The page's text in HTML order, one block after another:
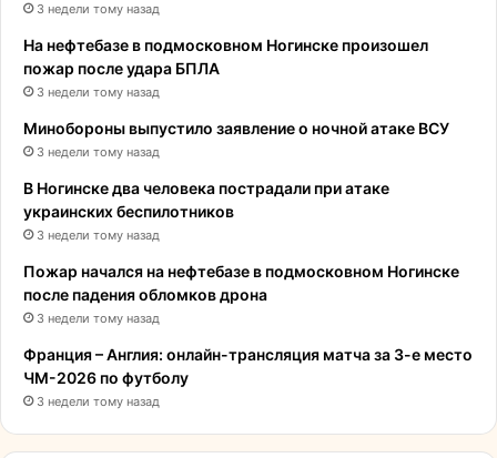
3 недели тому назад
На нефтебазе в подмосковном Ногинске произошел
пожар после удара БПЛА
3 недели тому назад
Минобороны выпустило заявление о ночной атаке ВСУ
3 недели тому назад
В Ногинске два человека пострадали при атаке
украинских беспилотников
3 недели тому назад
Пожар начался на нефтебазе в подмосковном Ногинске
после падения обломков дрона
3 недели тому назад
Франция – Англия: онлайн-трансляция матча за 3-е место
ЧМ-2026 по футболу
3 недели тому назад